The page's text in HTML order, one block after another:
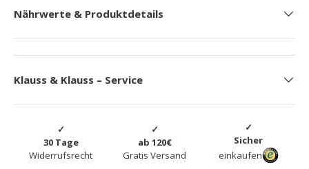
Nährwerte & Produktdetails
Klauss & Klauss – Service
30 Tage
Widerrufsrecht
ab 120€
Gratis Versand
Sicher
einkaufen